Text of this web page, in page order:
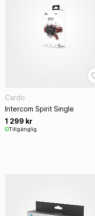
Cardo
Intercom Spirit Single
1 299 kr
Tillgänglig